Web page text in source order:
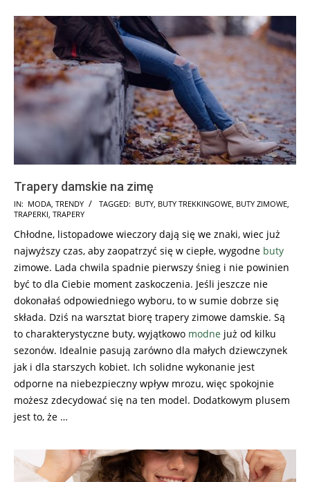
Trapery damskie na zimę
2017-
12-
01
IN: MODA TRENDY TAGGED: BUTY BUTY TREKKINGOWE BUTY ZIMOWE
TRAPERKI TRAPERY
Chłodne, listopadowe wieczory dają się we znaki, wiec już
najwyższy czas, aby zaopatrzyć się w ciepłe, wygodne buty
zimowe. Lada chwila spadnie pierwszy śnieg i nie powinien
być to dla Ciebie moment zaskoczenia. Jeśli jeszcze nie
dokonałaś odpowiedniego wyboru, to w sumie dobrze się
składa. Dziś na warsztat biorę trapery zimowe damskie. Są
to charakterystyczne buty, wyjątkowo modne już od kilku
sezonów. Idealnie pasują zarówno dla małych dziewczynek
jak i dla starszych kobiet. Ich solidne wykonanie jest
odporne na niebezpieczny wpływ mrozu, więc spokojnie
możesz zdecydować się na ten model. Dodatkowym plusem
jest to, że …